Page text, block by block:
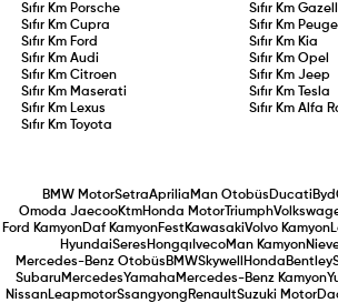
Sıfır Km Porsche Sıfır Km
Sıfır KmCupra Sıfır Km
Sıfır Km Ford Sıfır Km Kia
Sıfır KmAudi Sıfır Km Opel
Sıfır KmCitroen Sıfır Km Jeep
Sıfır Km Maserati Sıfır Km
Tesla
Sıfır Km Lexus Sıfır Km Alfa
Sıfır Km
Toyota
BMW MotorSetraAprilia Man Otobüs Ducati Byd
Omoda JaecooKtmHonda MotorTriumph
Ford KamyonDaf KamyonFestKawasakiVolvo Kamyon
HyundaiSeres Hongqı IvecoMan Kamyon
Mercedes-Benz Otobüs BMWSkywell Honda Bentley
SubaruMercedesYamaha Mercedes-Benz Kamyon
NissanLeapmotorSsangyong RenaultSuzuki Motor